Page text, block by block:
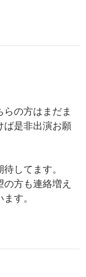
の方はまだま
ば是非出演お願
してます。
方も連絡増え
す。